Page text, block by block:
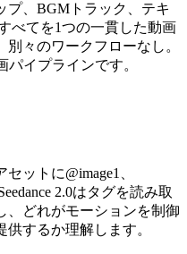
プ、BGMトラック、テキ
べてを1つの一貫した動画
々のワークフローなし。
イプラインです。
ットに@image1、
2.0はタグを読み取
、どれがモーションを制御
するか理解します。